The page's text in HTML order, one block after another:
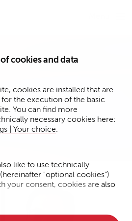
cookies and data
cookies are installed that are
the execution of the basic
You can find more
necessary cookies here:
| Your choice.
like to use technically
"optional cookies")
your consent, cookies are also